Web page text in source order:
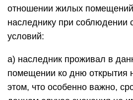
отношении жилых
наследнику при соблюдении
условий:
а) наследник проживал в
помещении ко дню открытия
этом, что особенно важно,